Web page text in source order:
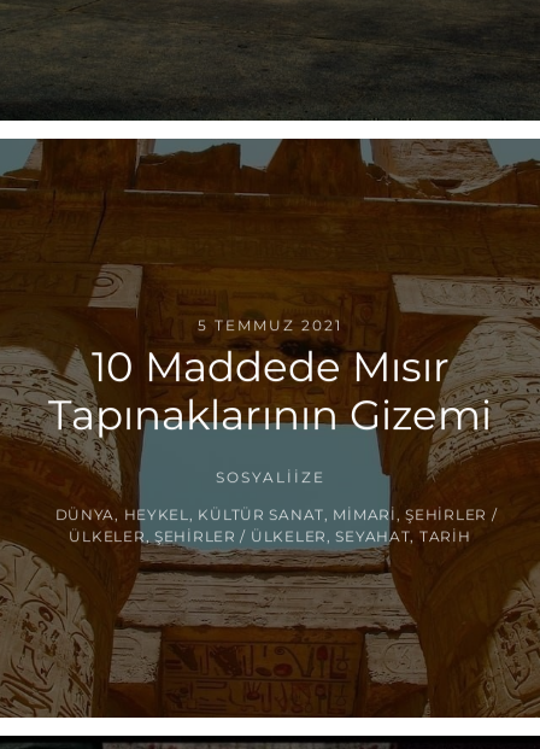
5 TEMMUZ 2021
10 Maddede Mısır
Tapınaklarının Gizemi
SOSYALIIZE
DÜNYA HEYKEL KÜLTÜR SANAT MIMARI ,ŞEHIRLER /
ÜLKELER ŞEHIRLER / ÜLKELER SEYAHAT, TARIH